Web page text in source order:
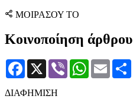
ΜΟΙΡΑΣΟΥ ΤΟ
Κοινοποίηση άρθρου
Facebook
X Viber WhatsApp
Email
ΔΙΑΦΗΜΙΣΗ